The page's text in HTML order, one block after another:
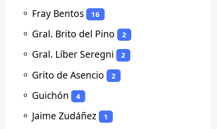
⚬ Fray Bentos 16
⚬ Gral. Brito del Pino 2
⚬ Gral. Líber Seregni 2
⚬ Grito de Asencio 2
⚬ Guichón 4
⚬ Jaime Zudáñez 1